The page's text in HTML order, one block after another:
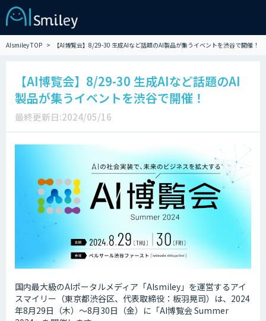
AIsmiley TOP 【AI博覧会】8/29-30 生成AIなど話題のAI製品が集うイベントを渋谷で開催！
【AI博覧会】8/29-30 生成AIなど話題のAI
製品が集うイベントを渋谷で開催！
最終更新日:2024/05/16
国内最大級のAIポータルメディア「AIsmiley」を運営するアイ
スマイリー（東京都渋谷区、代表取締役：板羽晃司）は、2024
年8月29日（木）～8月30日（金）に「AI博覧会 Summer